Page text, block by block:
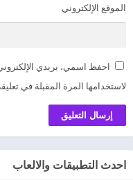
الموقع الإلكتروني
احفظ اسمي، بريدي
لاستخدامها المرة المقبلة في
احدث التطبيقات والالعاب